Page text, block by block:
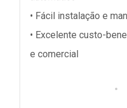
• Fácil instalação e
• Excelente custo-
e comercial